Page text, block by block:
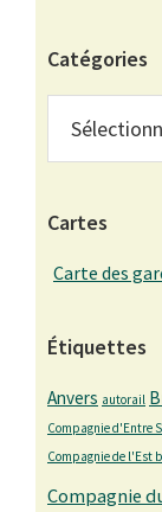
Catégories
Cartes
Carte des
Étiquettes
Anvers autorail
Compagnie d'Entre
Compagnie de l'Est
Compagnie